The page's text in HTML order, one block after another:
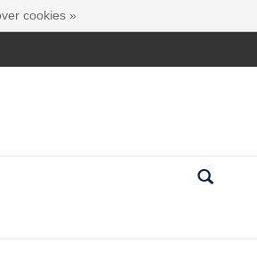
cookies »